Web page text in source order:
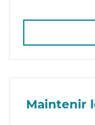
Maintenir